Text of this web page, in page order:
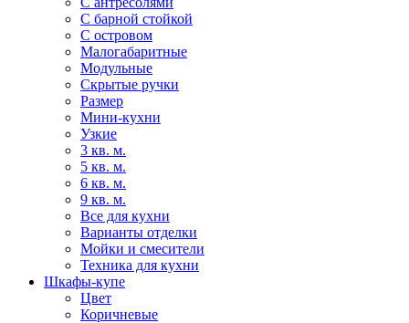
С барной стойкой
С островом
Малогабаритные
Модульные
Скрытые ручки
Размер
Мини-кухни
Узкие
3 кв. м.
5 кв. м.
6 кв. м.
9 кв. м.
Все для кухни
Варианты отделки
Мойки и смесители
Техника для кухни
Шкафы-купе
Цвет
Коричневые